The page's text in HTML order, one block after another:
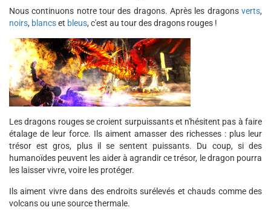
Nous continuons notre tour des dragons. Après les dragons verts,
noirs, blancset bleus, c'est au tour des dragons rouges !
Les dragons rouges se croient surpuissants et n'hésitent pas à faire
étalage de leur force. Ils aiment amasser des richesses : plus leur
trésor est gros, plus il se sentent puissants. Du coup, si des
humanoïdes peuvent les aider à agrandir ce trésor, le dragon pourra
les laisser vivre, voire les protéger.
Ils aiment vivre dans des endroits surélevés et chauds comme des
volcans ou une source thermale.